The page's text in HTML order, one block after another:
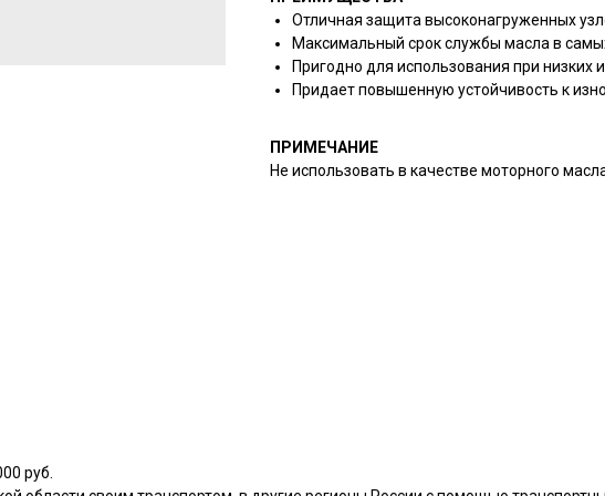
Отличная защита высоконагруженных
Максимальный срок службы масла в
Пригодно для использования при низких
Придает повышенную устойчивость к
ПРИМЕЧАНИЕ
Не использовать в качестве моторного
руб.